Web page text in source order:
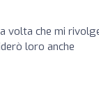
volta che mi
loro anche